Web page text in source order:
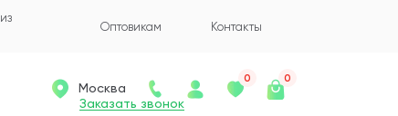
Оптовикам Контакты
Заказать звонок
Москва
0 0